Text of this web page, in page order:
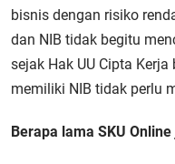
bisnis dengan risiko
dan NIB tidak begitu
sejak Hak UU Cipta
memiliki NIB tidak perlu
Berapa lama SKU